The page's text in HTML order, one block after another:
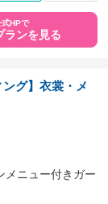
式HPで
ランを見る
ング】衣裳・メ
メニュー付きガー